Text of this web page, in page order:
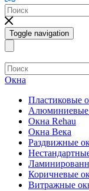
Toggle navigation
Окна
Пластиковые
Алюминиевые
Окна Rehau
Окна Века
Раздвижные
Коричневые
Витражные